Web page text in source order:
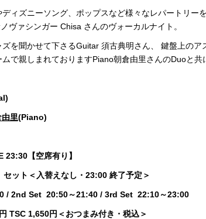
ィズニーソング、ポップスなど様々なレパートリー
ヴァシンガー Chisa さんのヴォーカルナイト。
を聞かせて下さるGuitar 須古典明さん、 鍵盤上のア
で親しまれておりますPiano朝倉由里さんのDuoと共
里(Piano)
23:30【空席有り】
ット＜入替えなし・23:00 終了予定＞
/ 2nd Set 20:50～21:40 / 3rd Set 22:10～23:00
TSC 1,650円＜おつまみ付き・税込＞